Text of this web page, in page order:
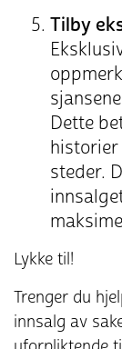
Tilby
Dette
steder.
Lykke til!
Trenger du
innsalg av